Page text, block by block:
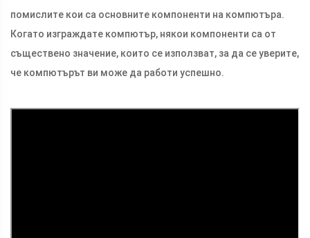
помислите кои са основните компоненти на компютъра.
Когато изграждате компютър, някои компоненти са от
съществено значение, които се използват, за да се уверите,
че компютърът ви може да работи успешно.